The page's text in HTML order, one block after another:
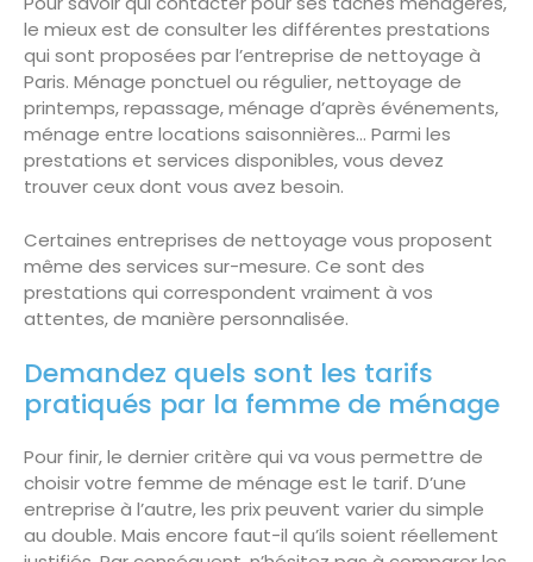
le mieux est de consulter les différentes prestations
qui sont proposées par l’entreprise de nettoyage à
Paris. Ménage ponctuel ou régulier, nettoyage de
printemps, repassage, ménage d’après événements,
ménage entre locations saisonnières… Parmi les
prestations et services disponibles, vous devez
trouver ceux dont vous avez besoin.
Certaines entreprises de nettoyage vous proposent
même des services sur-mesure. Ce sont des
prestations qui correspondent vraiment à vos
attentes, de manière personnalisée.
Demandez quels sont les tarifs
pratiqués par la femme de ménage
Pour finir, le dernier critère qui va vous permettre de
choisir votre femme de ménage est le tarif. D’une
entreprise à l’autre, les prix peuvent varier du simple
au double. Mais encore faut-il qu’ils soient réellement